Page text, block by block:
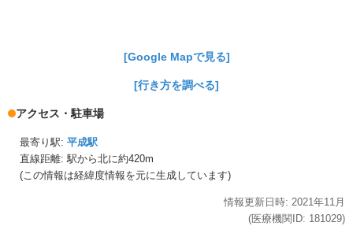
[Google Mapで見る]
[行き方を調べる]
アクセス・駐車場
最寄り駅: 平成駅
直線距離: 駅から北に約420m
(この情報は経緯度情報を元に生成しています)
情報更新日時: 2021年11月
(医療機関ID: 181029)